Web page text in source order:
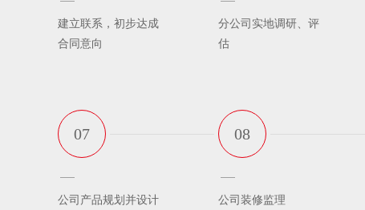
建立联系，初步达成
合同意向
分公司实地调研、评
估
07
公司产品规划并设计
08
公司装修监理